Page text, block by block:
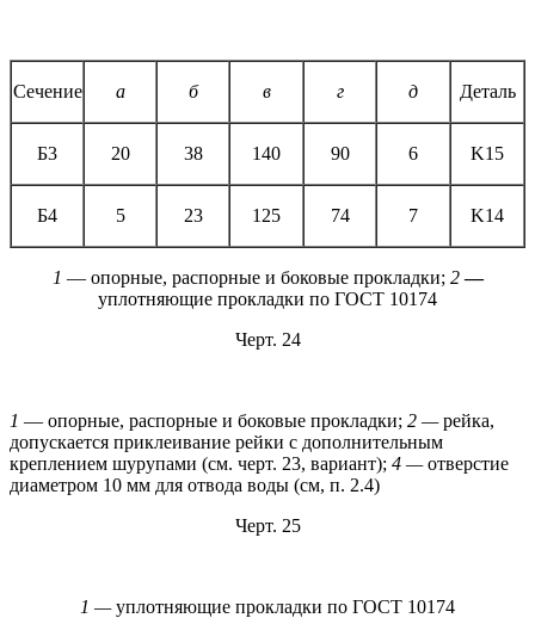
Сечение а б в г д Деталь
Б3 20 38 140 90 6 K15
Б4 5 23 125 74 7 K14
1 — опорные, распорные и боковые прокладки; 2—
уплотняющие прокладки по ГОСТ 10174
Черт. 24
1 — опорные, распорные и боковые прокладки; 2 —рейка,
допускается приклеивание рейки с дополнительным
креплением шурупами (см. черт. 23, вариант); 4 —отверстие
диаметром 10 мм для отвода воды (см, п. 2.4)
Черт. 25
1 —уплотняющие прокладки по ГОСТ 10174